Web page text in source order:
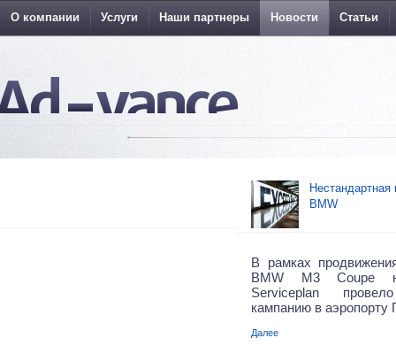
О компании Услуги Наши партнеры Новости Статьи
BMW
В рамках
BMW M3 Coupe
Serviceplan
кампанию в аэропорту
Далее